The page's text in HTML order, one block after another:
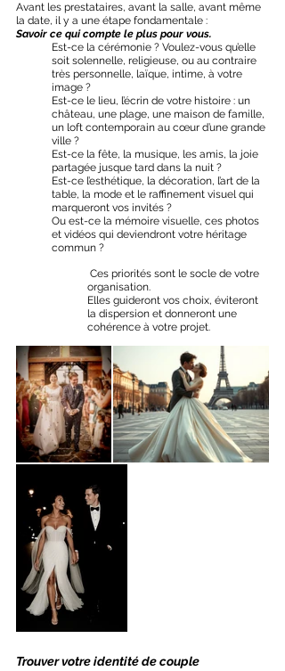
Avant les prestataires, avant la salle, avant même
la date, il y a une étape fondamentale :
Savoir ce qui compte le plus pour vous.
Est-ce la cérémonie ? Voulez-vous qu’elle
soit solennelle, religieuse, ou au contraire
très personnelle, laïque, intime, à votre
image ?
Est-ce le lieu, l’écrin de votre histoire : un
château, une plage, une maison de famille,
un loft contemporain au cœur d’une grande
ville ?
Est-ce la fête, la musique, les amis, la joie
partagée jusque tard dans la nuit ?
Est-ce l’esthétique, la décoration, l’art de la
table, la mode et le raffinement visuel qui
marqueront vos invités ?
Ou est-ce la mémoire visuelle, ces photos
et vidéos qui deviendront votre héritage
commun ?
Ces priorités sont le socle de votre
organisation.
Elles guideront vos choix, éviteront
la dispersion et donneront une
cohérence à votre projet.
Trouver votre identité de couple